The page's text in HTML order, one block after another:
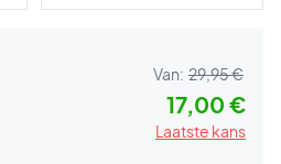
Van: 29,95 €
17,00 €
Laatste kans